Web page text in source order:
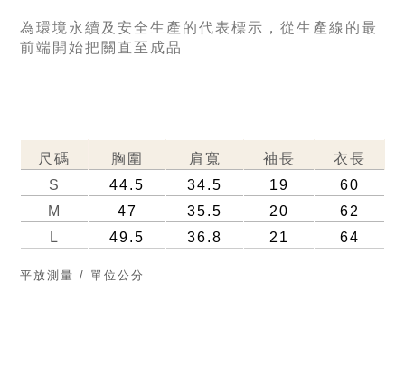
為環境永續及安全生產的代表標示，從生產線的最
前端開始把關直至成品
尺碼 胸圍 肩寬 袖長
衣長
S
44.5 34.5 19
60
M
47 35.5 20
62
L
49.5 36.8 21 64
平放測量 / 單位公分